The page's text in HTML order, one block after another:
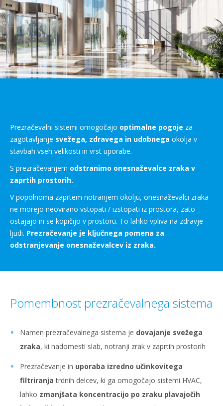
Prezračevalni sistemi omogočajo optimalne pogoje za
zagotavljanje svežega, zdravega in udobnega okolja v
stavbah vseh velikosti in vrst uporabe.
S prezračevanjem odstranimo onesnaževalce zraka v
zaprtih prostorih.
V popolnoma zaprtem notranjem okolju, onesnaževalci zraka
ne morejo neovirano vstopati / izstopati iz prostora, zato
ostajajo in se kopičijo v prostoru. To lahko vpliva na zdravje
ljudi. Prezračevanje je ključnega pomena za
odstranjevanje onesnaževalcev iz zraka.
Pomembnost prezračevalnega sistema
Namen prezračevalnega sistema je dovajanje svežega
zraka, ki nadomesti slab, notranji zrak v zaprtih prostorih
Prezračevanje in uporaba izredno učinkovitega
filtriranjatrdnih delcev, ki ga omogočajo sistemi HVAC,
lahko zmanjšata koncentracijo po zraku plavajočih